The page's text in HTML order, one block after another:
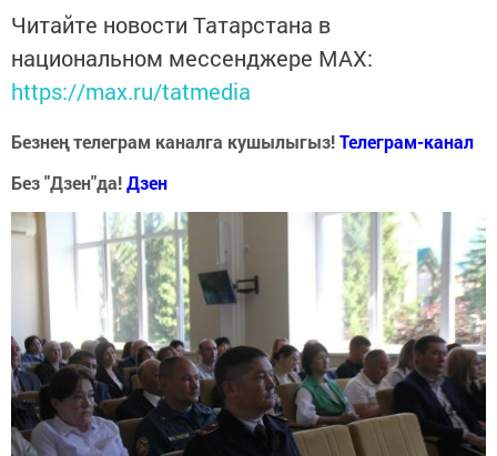
Читайте новости Татарстана в
национальном мессенджере MАХ:
https://max.ru/tatmedia
Безнең телеграм каналга кушылыгыз!Телеграм-канал
Без "Дзен"да!Дзен